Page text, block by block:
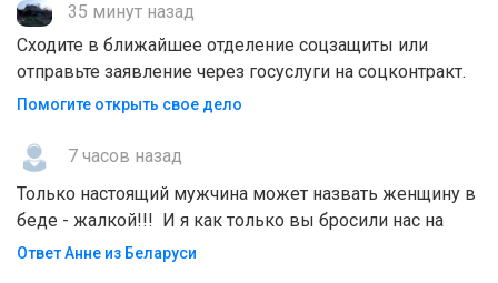
35 минут назад
Сходите в ближайшее отделение соцзащиты или
отправьте заявление через госуслуги на соцконтракт.
Помогите открыть свое дело
7 часов назад
Только настоящий мужчина может назвать женщину в
беде - жалкой!!! И я как только вы бросили нас на
Ответ Анне из Беларуси